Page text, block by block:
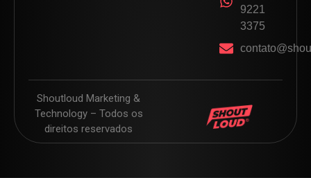
9221
3375
Shoutloud Marketing &
Technology – Todos os
direitos reservados